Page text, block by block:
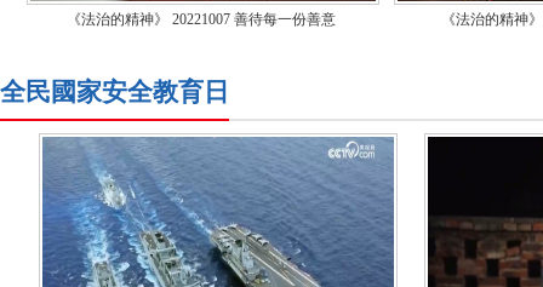
《法治的精神》 20221007 善待每一份善意 《法治的精神
全民國家安全教育日